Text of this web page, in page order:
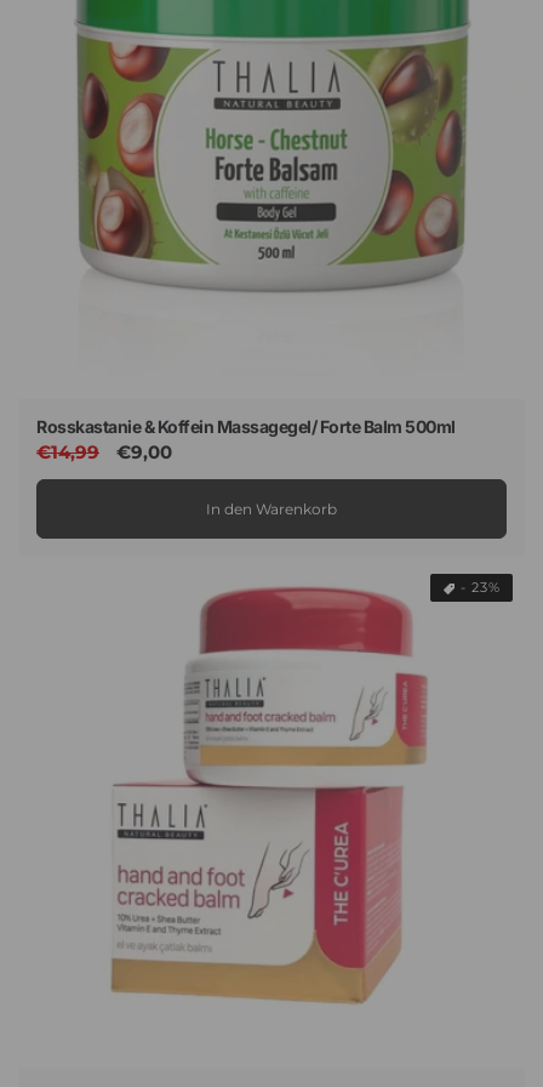
Rosskastanie & Koffein Massagegel/ Forte Balm 500ml
Normaler
Preis
€14,99 Verkaufspreis
€9,00
In den Warenkorb
- 23%